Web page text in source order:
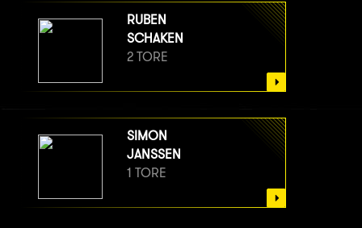
RUBEN
SCHAKEN
2 TORE
SIMON
JANSSEN
1 TORE